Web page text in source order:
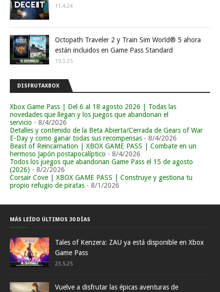
11.4.24
Octopath Traveler 2 y Train Sim World® 5 ahora
están incluidos en Game Pass Standard
19.3.25
DISFRUTAXBOX
Xbox Game Pass | Del 6 al 18 agosto 2026 | Todas las
novedades que llegan y los juegos que abandonan el
servicio - 8/4/2026
Detalles y contenido de la Beta Abierta/Cerrada de Gears of War
E-Day y como ganar todas sus recompensas - 8/4/2026
Beast of Reincarnation | XBOX GAME PASS | Combate en un
hermoso Japón postapocalíptico - 8/4/2026
Todos los juegos que abandonan Game Pass el 15 de agosto
(2026) - 8/2/2026
Corsair Cove | XBOX GAME PASS | Construye y gestiona tu
propio refugio de piratas - 8/1/2026
MÁS LEÍDO ÚLTIMOS 30 DÍAS
Tales of Kenzera: ZAU ya está disponible en Xbox
Game Pass
23.5.25
Vuelve a disfrutar las épicas aventuras de